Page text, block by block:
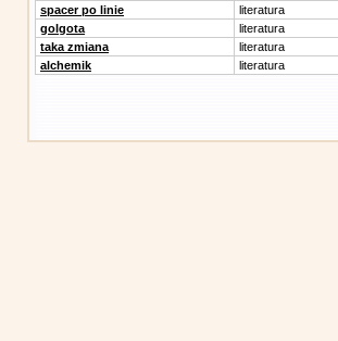
spacer po linie
literatura
golgota
literatura
taka zmiana
literatura
alchemik
literatura